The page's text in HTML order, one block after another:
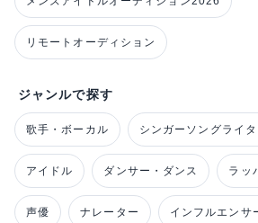
リモートオーディション
ジャンルで探す
歌手・ボーカル シンガーソングライタ
アイドル ダンサー・ダンス ラッ
声優 ナレーター インフルエンサ